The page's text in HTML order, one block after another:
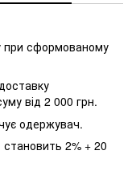
при сформованому
від 2 000 грн.
одержувач.
становить 2% + 20